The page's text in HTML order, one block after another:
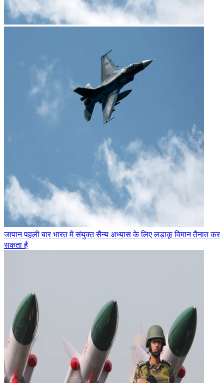
जापान पहली बार भारत में संयुक्त सैन्य अभ्यास के लिए लड़ाकू विमान तैनात कर
सकता है